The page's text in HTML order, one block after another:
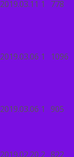
2019.03.11 1 778
2019.03.06 1 1096
2019.03.06 1 905
2019.02.20 2 822